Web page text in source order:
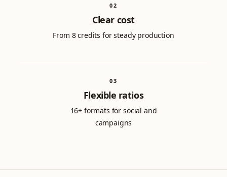
02
Clear cost
From 8 credits for steady production
03
Flexible ratios
16+ formats for social and
campaigns